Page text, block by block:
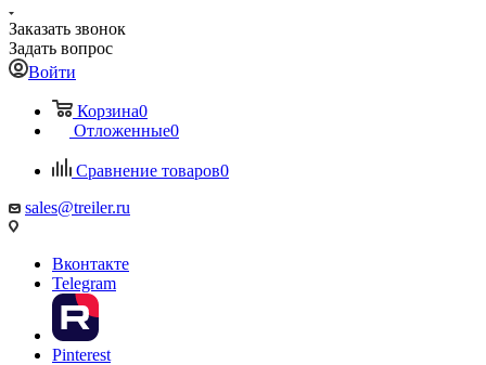
Заказать звонок
Задать вопрос
Войти
Корзина0
Отложенные0
Сравнение товаров0
sales@treiler.ru
Вконтакте
Telegram
Pinterest